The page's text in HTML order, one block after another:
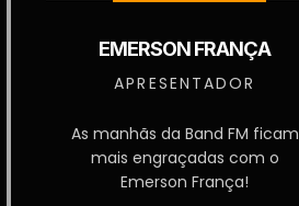
EMERSON FRANÇA
APRESENTADOR
As manhãs da Band FM ficam
mais engraçadas com o
Emerson França!